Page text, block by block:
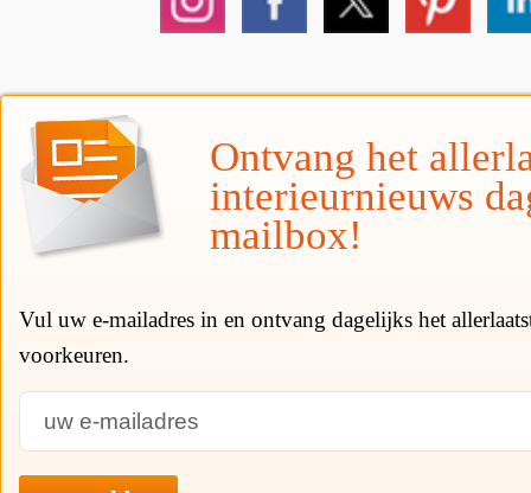
Ontvang het
interieurnieuws
mailbox!
Vul uw e-mailadres in en ontvang dagelijks het
voorkeuren.